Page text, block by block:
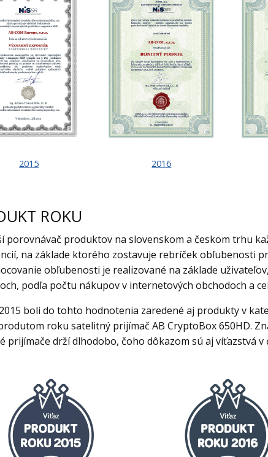
2015 2016
ROKU
porovnávač produktov na slovenskom a českom trhu
na základe ktorého zostavuje rebríček obľubenosti
obľubenosti je realizované na základe
podľa počtu nákupov v internetových obchodoch a
boli do tohto hodnotenia zaredené aj produkty v
roku satelitný prijímač AB CryptoBox 650HD.
prijímače drží dlhodobo, čoho dôkazom sú aj víťazstvá v